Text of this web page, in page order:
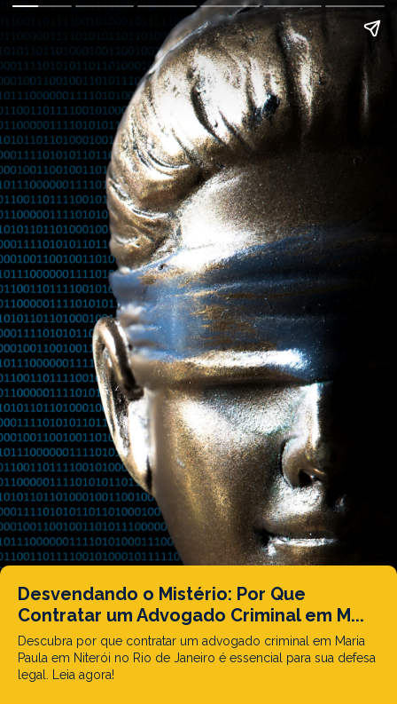
Desvendando o Mistério: Por Que
Contratar um Advogado Criminal em M...
Descubra por que contratar um advogado criminal em Maria
Paula em Niterói no Rio de Janeiro é essencial para sua defesa
legal. Leia agora!